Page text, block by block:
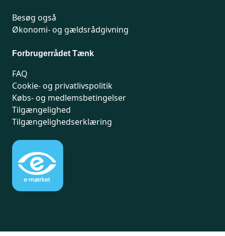
Besøg også
Økonomi- og gældsrådgivning
Forbrugerrådet Tænk
FAQ
Cookie- og privatlivspolitik
Købs- og medlemsbetingelser
Tilgængelighed
Tilgængelighedserklæring